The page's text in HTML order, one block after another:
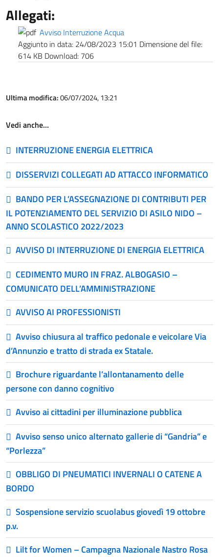
Allegati:
Avviso Interruzione Acqua
Aggiunto in data: 24/08/2023 15:01 Dimensione del file:
614 KB Download: 706
Ultima modifica:06/07/2024, 13:21
Vedi anche…
INTERRUZIONE ENERGIA ELETTRICA
DISSERVIZI COLLEGATI AD ATTACCO INFORMATICO
BANDO PER L’ASSEGNAZIONE DI CONTRIBUTI PER
IL POTENZIAMENTO DEL SERVIZIO DI ASILO NIDO –
ANNO SCOLASTICO 2022/2023
AVVISO DI INTERRUZIONE DI ENERGIA ELETTRICA
CEDIMENTO MURO IN FRAZ. ALBOGASIO –
COMUNICATO DELL’AMMINISTRAZIONE
AVVISO AI PROFESSIONISTI
Avviso chiusura al traffico pedonale e veicolare Via
d’Annunzio e tratto di strada ex Statale.
Brochure riguardante l’allontanamento delle
persone con danno cognitivo
Avviso ai cittadini per illuminazione pubblica
Avviso senso unico alternato gallerie di “Gandria” e
“Porlezza”
OBBLIGO DI PNEUMATICI INVERNALI O CATENE A
BORDO
Sospensione servizio scuolabus giovedì 19 ottobre
p.v.
Lilt for Women – Campagna Nazionale Nastro Rosa